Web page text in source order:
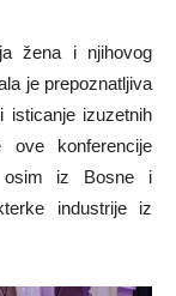
žena i njihovog
je prepoznatljiva
isticanje izuzetnih
ove konferencije
iz Bosne i
industrije iz